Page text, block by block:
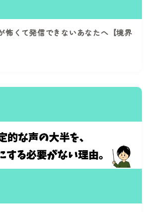
怖くて発信できないあなたへ【境界